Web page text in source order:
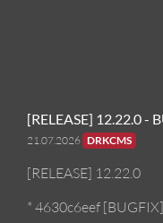
[RELEASE] 12.22.0 -
21.07.2026 DRKCMS
[RELEASE] 12.22.0
* 4630c6eef